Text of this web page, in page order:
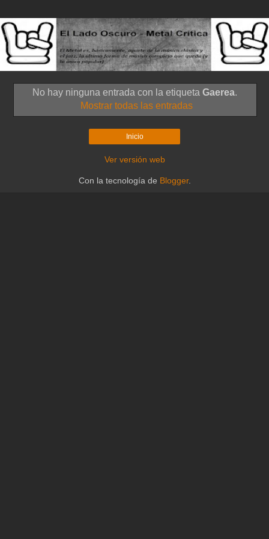
No hay ninguna entrada con la etiqueta Gaerea.
Mostrar todas las entradas
Inicio
Ver versión web
Con la tecnología de Blogger.